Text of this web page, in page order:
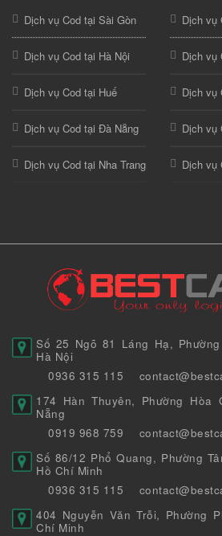
Dịch vụ Cod tại Sài Gòn
Dịch vụ Cod tại Hà Nội
Dịch vụ Cod tại Huế
Dịch vụ Cod tại Đà Nẵng
Dịch vụ Cod tại Nha Trang
Dịch vụ
Dịch vụ
Dịch vụ
Dịch vụ
Dịch vụ
Số 25 Ngõ 81 Láng Hạ,
Hà Nội
0936 315 115
174 Hàn Thuyên, Phường Hòa
Nẵng
0919 968 759
Số 86/12 Phổ Quang, Phường
Hồ Chí Minh
0936 315 115
404 Nguyễn Văn Trỗi, Phường
Chí Minh